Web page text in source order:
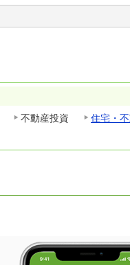
不動産投資
住宅・